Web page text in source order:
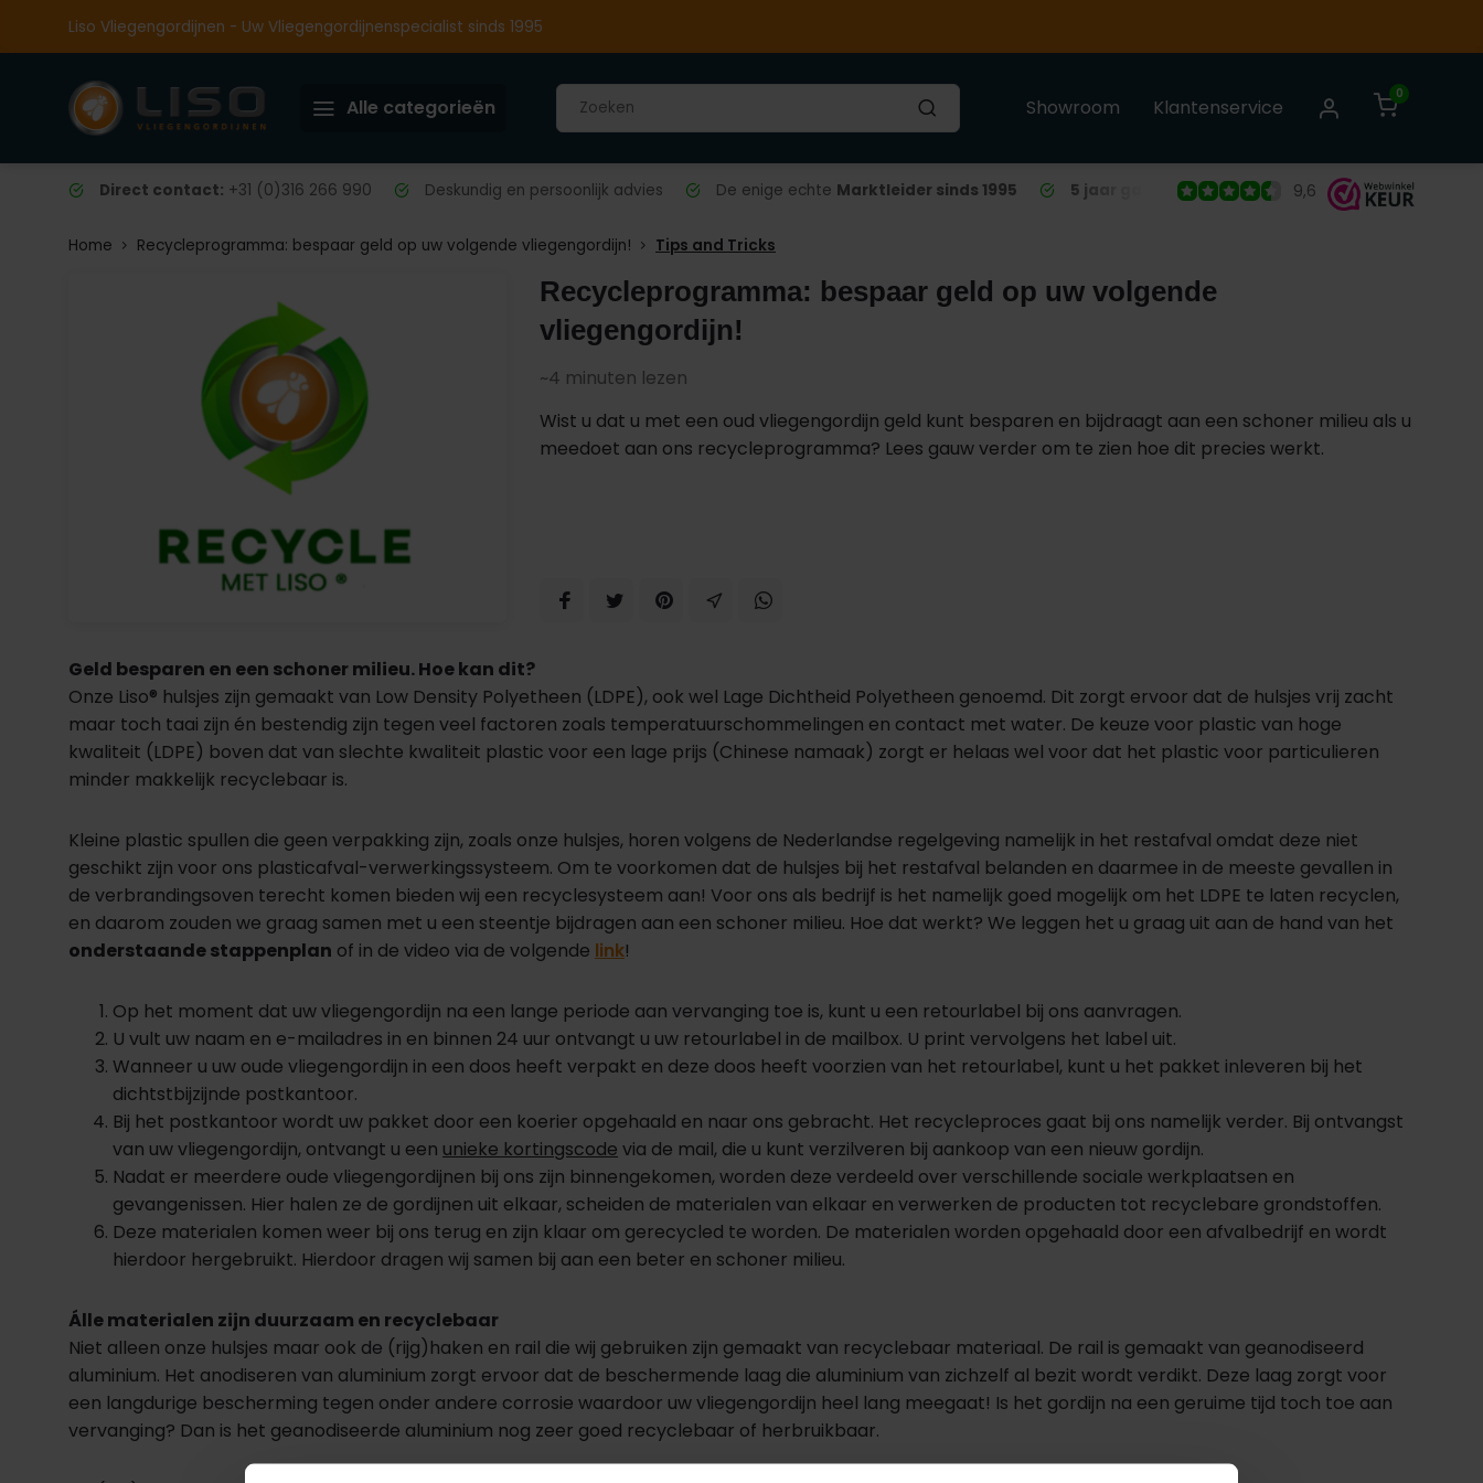
Liso Vliegengordijnen - Uw Vliegengordijnenspecialist sinds 1995
Alle categorieën Showroom Klantenservice
0
Direct contact: +31 (0)316 266 990 Deskundig en persoonlijk advies De enige echte Marktleider sinds 1995 5 jaar garantieop alle Liso® Vliegengordijnen
9,6
Home Recycleprogramma: bespaar geld op uw volgende vliegengordijn! Tips and Tricks
Recycleprogramma: bespaar geld op uw volgende
vliegengordijn!
~4 minuten lezen
Wist u dat u met een oud vliegengordijn geld kunt besparen en bijdraagt aan een schoner milieu als u
meedoet aan ons recycleprogramma? Lees gauw verder om te zien hoe dit precies werkt.
Geld besparen en een schoner milieu. Hoe kan dit?
Onze Liso® hulsjes zijn gemaakt van Low Density Polyetheen (LDPE), ook wel Lage Dichtheid Polyetheen genoemd. Dit zorgt ervoor dat de hulsjes vrij zacht
maar toch taai zijn én bestendig zijn tegen veel factoren zoals temperatuurschommelingen en contact met water. De keuze voor plastic van hoge
kwaliteit (LDPE) boven dat van slechte kwaliteit plastic voor een lage prijs (Chinese namaak) zorgt er helaas wel voor dat het plastic voor particulieren
minder makkelijk recyclebaar is.
Kleine plastic spullen die geen verpakking zijn, zoals onze hulsjes, horen volgens de Nederlandse regelgeving namelijk in het restafval omdat deze niet
geschikt zijn voor ons plasticafval-verwerkingssysteem. Om te voorkomen dat de hulsjes bij het restafval belanden en daarmee in de meeste gevallen in
de verbrandingsoven terecht komen bieden wij een recyclesysteem aan! Voor ons als bedrijf is het namelijk goed mogelijk om het LDPE te laten recyclen,
en daarom zouden we graag samen met u een steentje bijdragen aan een schoner milieu. Hoe dat werkt? We leggen het u graag uit aan de hand van het
onderstaande stappenplan of in de video via de volgende link!
Op het moment dat uw vliegengordijn na een lange periode aan vervanging toe is, kunt u een retourlabel bij ons aanvragen.
U vult uw naam en e-mailadres in en binnen 24 uur ontvangt u uw retourlabel in de mailbox. U print vervolgens het label uit.
Wanneer u uw oude vliegengordijn in een doos heeft verpakt en deze doos heeft voorzien van het retourlabel, kunt u het pakket inleveren bij het
dichtstbijzijnde postkantoor.
Bij het postkantoor wordt uw pakket door een koerier opgehaald en naar ons gebracht. Het recycleproces gaat bij ons namelijk verder. Bij ontvangst
van uw vliegengordijn, ontvangt u een unieke kortingscode via de mail, die u kunt verzilveren bij aankoop van een nieuw gordijn.
Nadat er meerdere oude vliegengordijnen bij ons zijn binnengekomen, worden deze verdeeld over verschillende sociale werkplaatsen en
gevangenissen. Hier halen ze de gordijnen uit elkaar, scheiden de materialen van elkaar en verwerken de producten tot recyclebare grondstoffen.
Deze materialen komen weer bij ons terug en zijn klaar om gerecycled te worden. De materialen worden opgehaald door een afvalbedrijf en wordt
hierdoor hergebruikt. Hierdoor dragen wij samen bij aan een beter en schoner milieu.
Álle materialen zijn duurzaam en recyclebaar
Niet alleen onze hulsjes maar ook de (rijg)haken en rail die wij gebruiken zijn gemaakt van recyclebaar materiaal. De rail is gemaakt van geanodiseerd
aluminium. Het anodiseren van aluminium zorgt ervoor dat de beschermende laag die aluminium van zichzelf al bezit wordt verdikt. Deze laag zorgt voor
een langdurige bescherming tegen onder andere corrosie waardoor uw vliegengordijn heel lang meegaat! Is het gordijn na een geruime tijd toch toe aan
vervanging? Dan is het geanodiseerde aluminium nog zeer goed recyclebaar of herbruikbaar.